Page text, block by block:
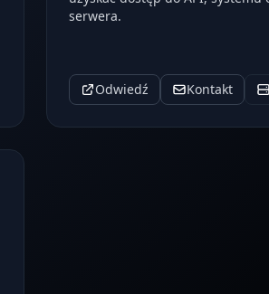
serwera.
Odwiedź Kontakt